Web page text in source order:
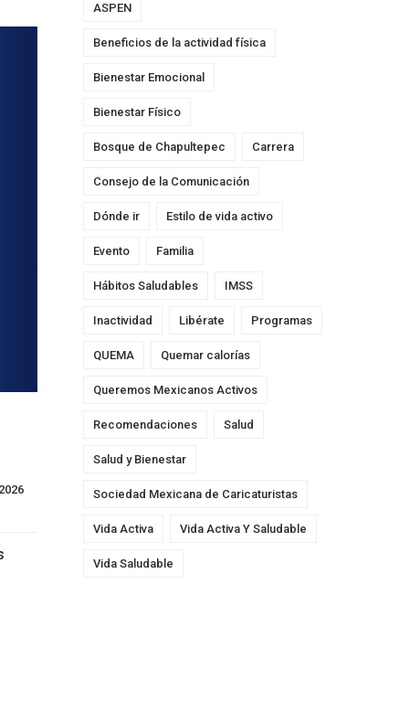
ASPEN
Beneficios de la actividad física
Bienestar Emocional
Bienestar Físico
Bosque de Chapultepec Carrera
Consejo de la Comunicación
Dónde ir Estilo de vida activo
Evento Familia
Hábitos Saludables IMSS
Inactividad Libérate Programas
QUEMA Quemar calorías
Queremos Mexicanos Activos
Recomendaciones Salud
Salud y Bienestar
Sociedad Mexicana de Caricaturistas
Vida Activa Vida Activa Y Saludable
Vida Saludable